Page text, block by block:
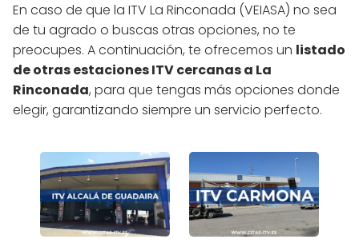
En caso de que la ITV La Rinconada (VEIASA) no sea
de tu agrado o buscas otras opciones, no te
preocupes. A continuación, te ofrecemos un listado
de otras estaciones ITV cercanas a La
Rinconada, para que tengas más opciones donde
elegir, garantizando siempre un servicio perfecto.